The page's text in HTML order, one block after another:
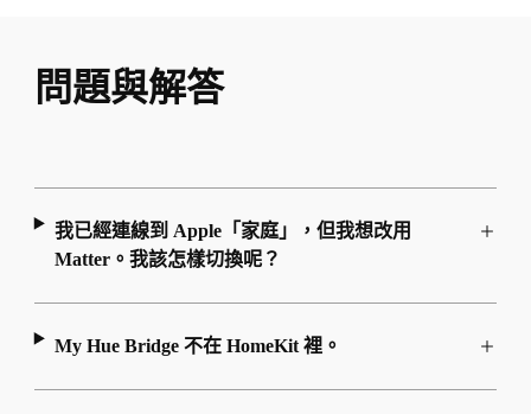
問題與解答
我已經連線到 Apple「家庭」，但我想改用
Matter。我該怎樣切換呢？
My Hue Bridge 不在 HomeKit 裡。